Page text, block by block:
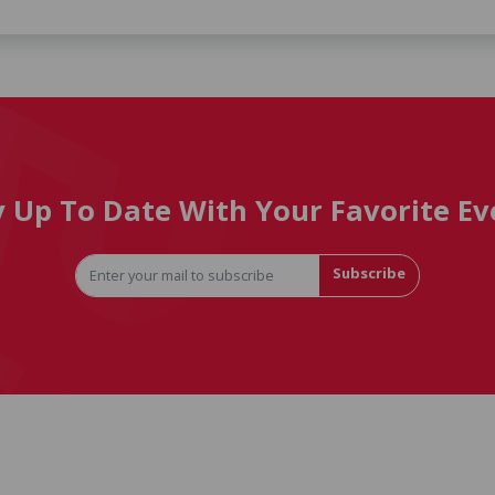
Up To Date With Your Favorite
Subscribe